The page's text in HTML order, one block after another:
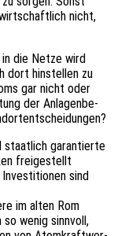
nicht,
in die Netze wird
dort hinstel­len zu
gar nicht oder
der Anla­gen­be­
staat­lich garan­tier­te
frei­ge­stellt
sind
im alten Rom
wenig sinn­voll,